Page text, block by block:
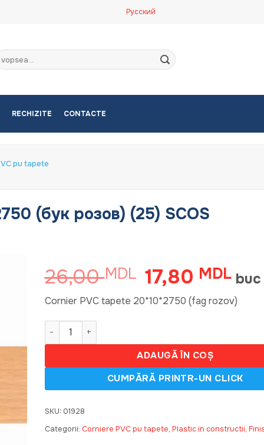
Русский
RECHIZITE CONTACTE
pu tapete
(бук розов) (25) SCOS
26,00MDL Prețul
inițial
a
17,80 MDLPrețul
este:
buc
Cornier PVC tapete 20*10*2750 (fag rozov)
Cantitate 02, Cornier PVC tapete 20*10*2750 (бук
ADAUGĂ ÎN COȘ
SKU: 01928
Categorii: Corniere PVC pu tapete, Plastic in constructii,